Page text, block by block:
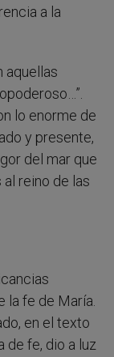
a la
aquellas
lo enorme de
y presente,
del mar que
reino de las
la fe de María.
en el texto
de fe, dio a luz